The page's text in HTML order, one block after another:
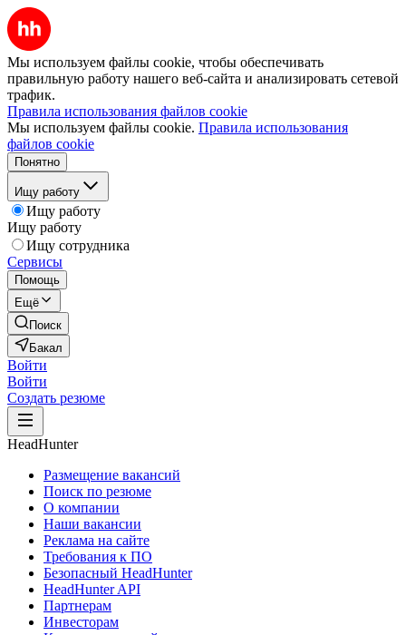
Мы используем файлы cookie, чтобы обеспечивать
правильную работу нашего веб-сайта и анализировать сетевой
трафик.
Правила использования файлов cookie
Мы используем файлы cookie. Правила использования
файлов cookie
Понятно
Ищу работу
Ищу работу
Ищу работу
Ищу сотрудника
Сервисы
Помощь
Ещё
Поиск
Бакал
Войти
Войти
Создать резюме
HeadHunter
Размещение вакансий
Поиск по резюме
О компании
Наши вакансии
Реклама на сайте
Требования к ПО
Безопасный HeadHunter
HeadHunter API
Партнерам
Инвесторам